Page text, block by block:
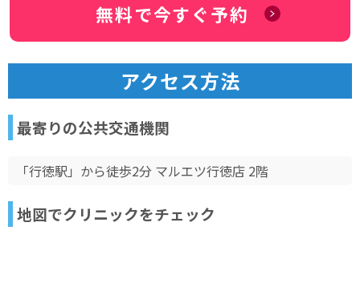
無料で今すぐ予約
アクセス方法
最寄りの公共交通機関
「行徳駅」から徒歩2分 マルエツ行徳店 2階
地図でクリニックをチェック